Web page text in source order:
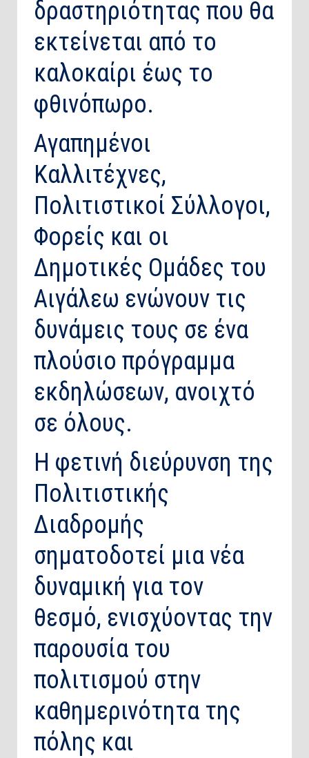
δραστηριότητας που θα
εκτείνεται από το
καλοκαίρι έως το
φθινόπωρο.
Αγαπημένοι
Καλλιτέχνες,
Πολιτιστικοί Σύλλογοι,
Φορείς και οι
Δημοτικές Ομάδες του
Αιγάλεω ενώνουν τις
δυνάμεις τους σε ένα
πλούσιο πρόγραμμα
εκδηλώσεων, ανοιχτό
σε όλους.
Η φετινή διεύρυνση της
Πολιτιστικής
Διαδρομής
σηματοδοτεί μια νέα
δυναμική για τον
θεσμό, ενισχύοντας την
παρουσία του
πολιτισμού στην
καθημερινότητα της
πόλης και